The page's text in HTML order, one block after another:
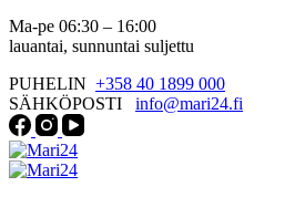
Ma-pe 06:30 – 16:00
lauantai, sunnuntai suljettu
PUHELIN +358 40 1899 000
SÄHKÖPOSTI info@mari24.fi